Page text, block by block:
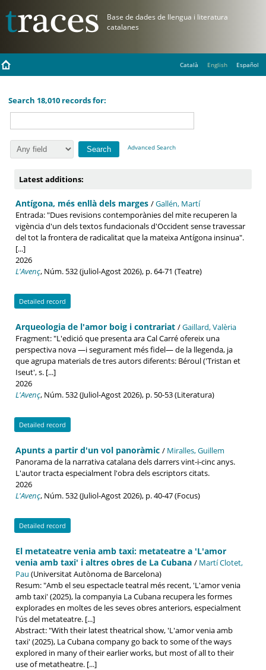
Català English Español
Search 18,010 records for:
Advanced Search
Latest additions:
Antígona, més enllà dels marges /Gallén, Martí
Entrada: "Dues revisions contemporànies del mite recuperen la
vigència d'un dels textos fundacionals d'Occident sense travessar
del tot la frontera de radicalitat que la mateixa Antígona insinua".
[...]
2026
L'Avenç, Núm. 532 (juliol-Agost 2026), p. 64-71 (Teatre)
Detailed record
Arqueologia de l'amor boig i contrariat /Gaillard, Valèria
Fragment: "L'edició que presenta ara Cal Carré ofereix una
perspectiva nova —i segurament més fidel— de la llegenda, ja
que agrupa materials de tres autors diferents: Béroul ('Tristan et
Iseut', s. [...]
2026
L'Avenç, Núm. 532 (Juliol-Agost 2026), p. 50-53 (Literatura)
Detailed record
Apunts a partir d'un vol panoràmic / Miralles, Guillem
Panorama de la narrativa catalana dels darrers vint-i-cinc anys.
L'autor tracta especialment l'obra dels escriptors citats.
2026
L'Avenç, Núm. 532 (Juliol-Agost 2026), p. 40-47 (Focus)
Detailed record
El metateatre venia amb taxi: metateatre a 'L'amor
venia amb taxi' i altres obres de La Cubana / Martí Clotet,
Pau (Universitat Autònoma de Barcelona)
Resum: "Amb el seu espectacle teatral més recent, 'L'amor venia
amb taxi' (2025), la companyia La Cubana recupera les formes
explorades en moltes de les seves obres anteriors, especialment
l'ús del metateatre. [...]
Abstract: "With their latest theatrical show, 'L'amor venia amb
taxi' (2025), La Cubana company go back to some of the ways
explored in many of their earlier works, but most of all to their
use of metatheatre. [...]